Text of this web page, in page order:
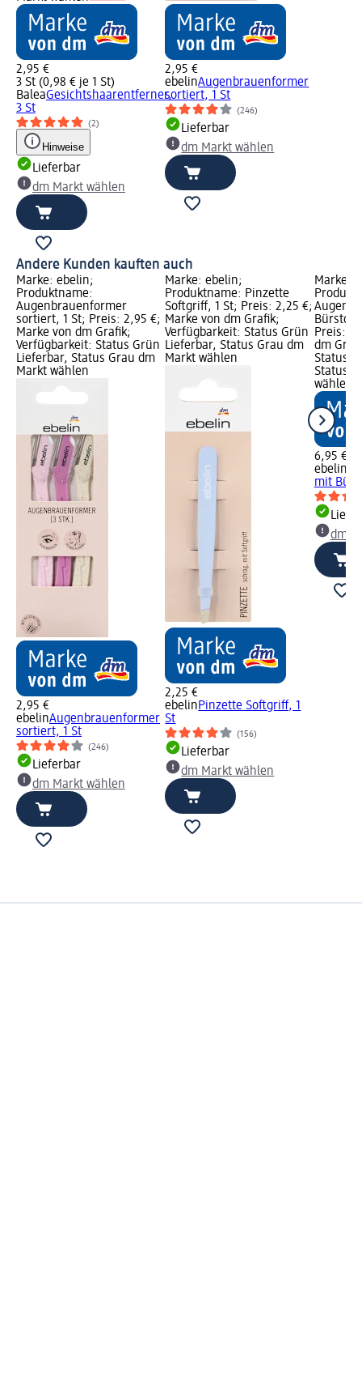
2,95 €
3 St (0,98 € je 1 St)
BaleaGesichtshaarentferner,
3 St
(2)
Hinweise
Lieferbar
dm Markt wählen
2,95 €
ebelinAugenbrauenformer
sortiert, 1 St
(246)
Lieferbar
dm Markt wählen
Andere Kunden kauften auch
Marke: ebelin;
Produktname:
Augenbrauenformer
sortiert, 1 St; Preis: 2,95 €;
Marke von dm Grafik;
Verfügbarkeit: Status Grün
Lieferbar, Status Grau dm
Markt wählen
2,95 €
ebelinAugenbrauenformer
sortiert, 1 St
(246)
Lieferbar
dm Markt wählen
Marke: ebelin;
Produktname: Pinzette
Softgriff, 1 St; Preis: 2,25 €;
Marke von dm Grafik;
Verfügbarkeit: Status Grün
Lieferbar, Status Grau dm
Markt wählen
2,25 €
ebelinPinzette Softgriff, 1
St
(156)
Lieferbar
dm Markt wählen
Marke:
Preis:
dm
Status
Status
wählen
6,95 €
ebelin
mit
dm